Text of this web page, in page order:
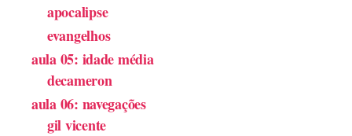
apocalipse
evangelhos
aula 05: idade média
decameron
aula 06: navegações
gil vicente